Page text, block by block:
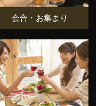
会合・お集まり